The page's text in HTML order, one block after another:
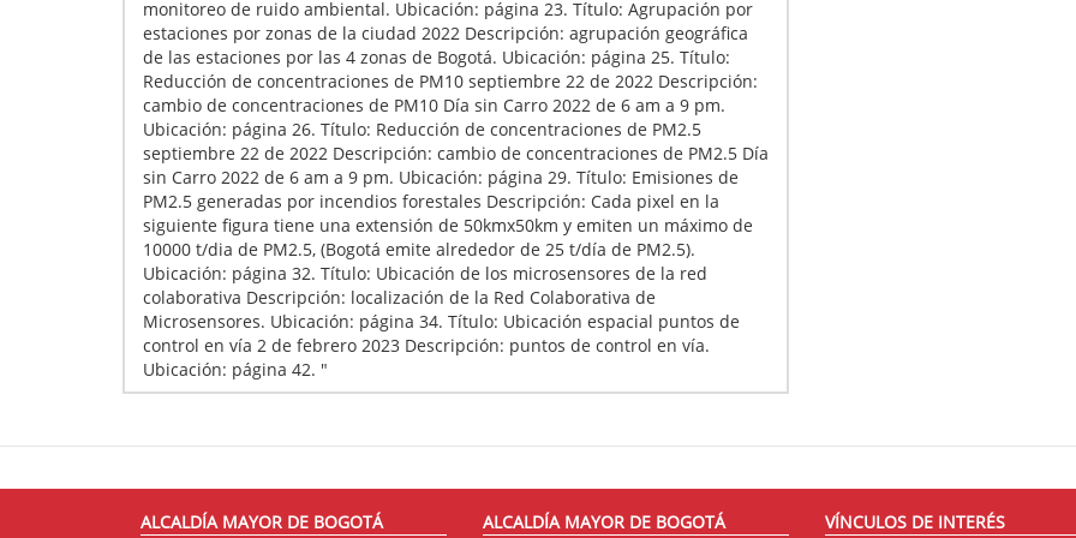
monitoreo de ruido ambiental. Ubicación: página 23. Título: Agrupación por
estaciones por zonas de la ciudad 2022 Descripción: agrupación geográfica
de las estaciones por las 4 zonas de Bogotá. Ubicación: página 25. Título:
Reducción de concentraciones de PM10 septiembre 22 de 2022 Descripción:
cambio de concentraciones de PM10 Día sin Carro 2022 de 6 am a 9 pm.
Ubicación: página 26. Título: Reducción de concentraciones de PM2.5
septiembre 22 de 2022 Descripción: cambio de concentraciones de PM2.5 Día
sin Carro 2022 de 6 am a 9 pm. Ubicación: página 29. Título: Emisiones de
PM2.5 generadas por incendios forestales Descripción: Cada pixel en la
siguiente figura tiene una extensión de 50kmx50km y emiten un máximo de
10000 t/dia de PM2.5, (Bogotá emite alrededor de 25 t/día de PM2.5).
Ubicación: página 32. Título: Ubicación de los microsensores de la red
colaborativa Descripción: localización de la Red Colaborativa de
Microsensores. Ubicación: página 34. Título: Ubicación espacial puntos de
control en vía 2 de febrero 2023 Descripción: puntos de control en vía.
Ubicación: página 42. "
ALCALDÍA MAYOR DE BOGOTÁ ALCALDÍA MAYOR DE BOGOTÁ VÍNCULOS DE INTERÉS